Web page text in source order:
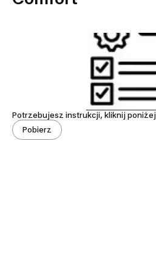
Potrzebujesz instrukcji, kliknij poniżej
Pobierz